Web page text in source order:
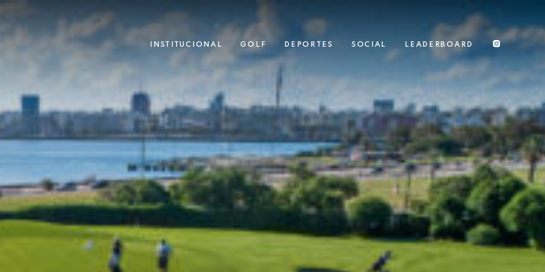
INSTITUCIONAL GOLF DEPORTES SOCIAL LEADERBOARD